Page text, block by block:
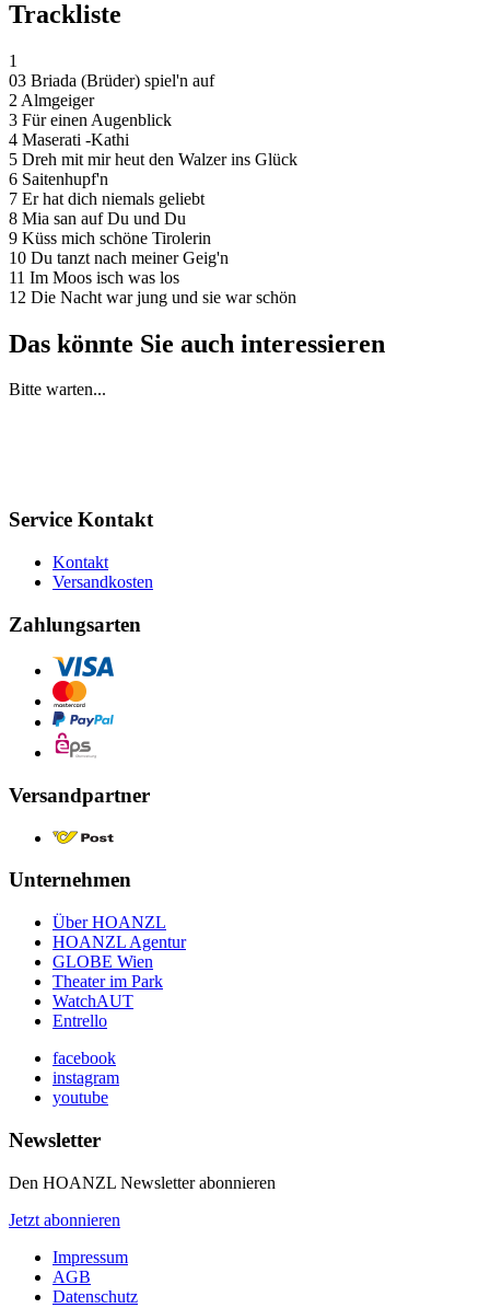
Trackliste
1
03 Briada (Brüder) spiel'n auf
2 Almgeiger
3 Für einen Augenblick
4 Maserati -Kathi
5 Dreh mit mir heut den Walzer ins Glück
6 Saitenhupf'n
7 Er hat dich niemals geliebt
8 Mia san auf Du und Du
9 Küss mich schöne Tirolerin
10 Du tanzt nach meiner Geig'n
11 Im Moos isch was los
12 Die Nacht war jung und sie war schön
Das könnte Sie auch interessieren
Bitte warten...
Service Kontakt
Kontakt
Versandkosten
Zahlungsarten
Versandpartner
Unternehmen
Über HOANZL
HOANZL Agentur
GLOBE Wien
Theater im Park
WatchAUT
Entrello
facebook
instagram
youtube
Newsletter
Den HOANZL Newsletter abonnieren
Jetzt abonnieren
Impressum
AGB
Datenschutz